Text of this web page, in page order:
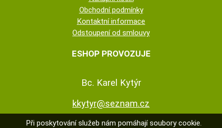
Obchodní podmínky
Kontaktní informace
Odstoupení od smlouvy
ESHOP PROVOZUJE
Bc. Karel Kytýr
kkytyr@seznam.cz
Při poskytování služeb nám pomáhají soubory cookie.